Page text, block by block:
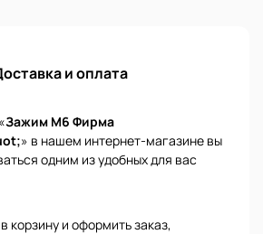
и оплата
Зажим М6 Фирма
» в нашем интернет-магазине вы
одним из удобных для вас
корзину и оформить заказ,